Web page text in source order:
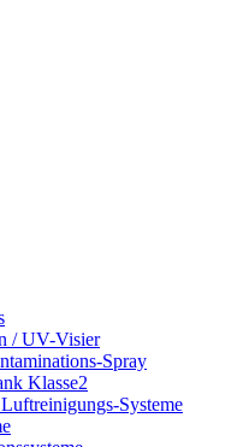
/ UV-Visier
Spray
Klasse2
Systeme